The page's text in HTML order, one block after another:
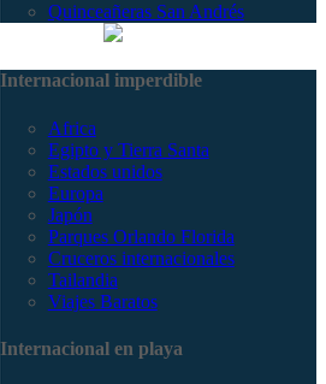
Quinceañeras San Andrés
Internacional imperdible
Africa
Egipto y Tierra Santa
Estados unidos
Europa
Japón
Parques Orlando Florida
Cruceros internacionales
Tailandia
Viajes Baratos
Internacional en playa